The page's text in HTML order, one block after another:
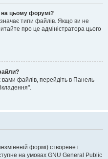
цьому форумі?
типи файлів. Якщо ви не
про це адміністратора цього
файлів, перейдіть в Панель
формі) створене і
на умовах GNU General Public